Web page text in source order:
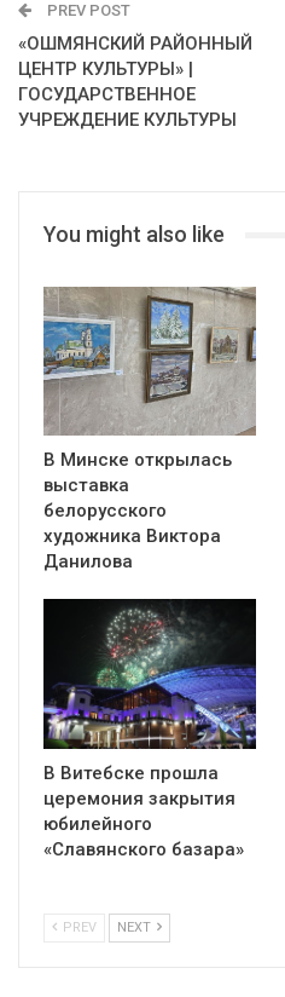
PREV POST
«ОШМЯНСКИЙ РАЙОННЫЙ
ЦЕНТР КУЛЬТУРЫ» |
ГОСУДАРСТВЕННОЕ
УЧРЕЖДЕНИЕ КУЛЬТУРЫ
You might also like
В Минске открылась
выставка
белорусского
художника Виктора
Данилова
В Витебске прошла
церемония закрытия
юбилейного
«Славянского базара»
PREV NEXT